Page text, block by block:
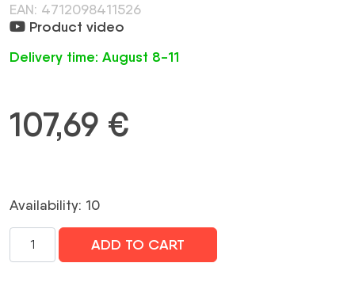
EAN: 4712098411526
Product video
Delivery time: August 8-11
107,69 €
Availability: 10
IPEVO
ADD TO CART